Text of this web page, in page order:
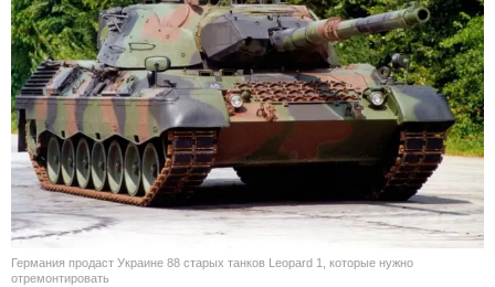
В МИРЕ
ОБЩЕСТВО
КУЛЬТУРА
НАУКА
СПОРТ
Германия продаст Украине 88 старых танков Leopard 1, которые нужно
отремонтировать